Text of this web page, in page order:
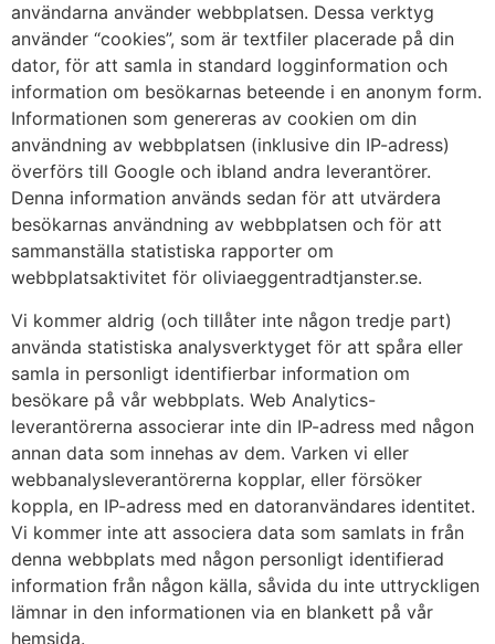
användarna använder webbplatsen. Dessa verktyg
använder “cookies”, som är textfiler placerade på din
dator, för att samla in standard logginformation och
information om besökarnas beteende i en anonym form.
Informationen som genereras av cookien om din
användning av webbplatsen (inklusive din IP-adress)
överförs till Google och ibland andra leverantörer.
Denna information används sedan för att utvärdera
besökarnas användning av webbplatsen och för att
sammanställa statistiska rapporter om
webbplatsaktivitet för oliviaeggentradtjanster.se.
Vi kommer aldrig (och tillåter inte någon tredje part)
använda statistiska analysverktyget för att spåra eller
samla in personligt identifierbar information om
besökare på vår webbplats. Web Analytics-
leverantörerna associerar inte din IP-adress med någon
annan data som innehas av dem. Varken vi eller
webbanalysleverantörerna kopplar, eller försöker
koppla, en IP-adress med en datoranvändares identitet.
Vi kommer inte att associera data som samlats in från
denna webbplats med någon personligt identifierad
information från någon källa, såvida du inte uttryckligen
lämnar in den informationen via en blankett på vår
hemsida.